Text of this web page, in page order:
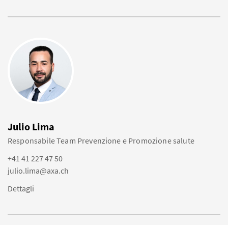
Julio Lima
Responsabile Team Prevenzione e Promozione salute
+41 41 227 47 50
julio.lima@axa.ch
Dettagli